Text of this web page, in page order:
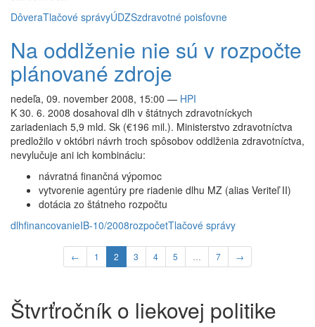
DôveraTlačové správyÚDZSzdravotné poisťovne
Na oddlženie nie sú v rozpočte
plánované zdroje
nedeľa, 09. november 2008, 15:00 — HPI
K 30. 6. 2008 dosahoval dlh v štátnych zdravotníckych
zariadeniach 5,9 mld. Sk (€196 mil.). Ministerstvo zdravotníctva
predložilo v októbri návrh troch spôsobov oddlženia zdravotníctva,
nevylučuje ani ich kombináciu:
návratná finančná výpomoc
vytvorenie agentúry pre riadenie dlhu MZ (alias Veriteľ II)
dotácia zo štátneho rozpočtu
dlhfinancovanieIB-10/2008rozpočetTlačové správy
← 1 2 3 4 5 7 →
Štvrťročník o liekovej politike